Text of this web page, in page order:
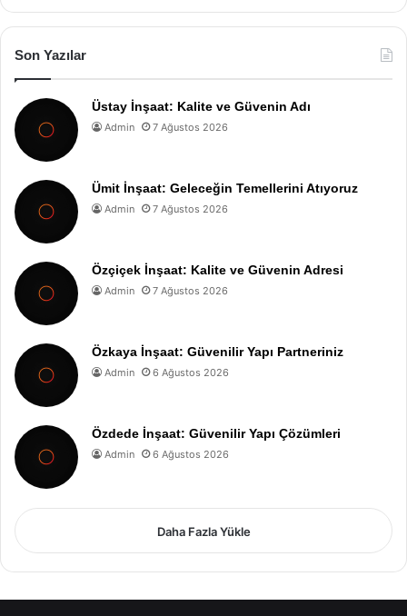
Son Yazılar
Üstay İnşaat: Kalite ve Güvenin Adı
Admin 7 Ağustos 2026
Ümit İnşaat: Geleceğin Temellerini Atıyoruz
Admin 7 Ağustos 2026
Özçiçek İnşaat: Kalite ve Güvenin Adresi
Admin 7 Ağustos 2026
Özkaya İnşaat: Güvenilir Yapı Partneriniz
Admin 6 Ağustos 2026
Özdede İnşaat: Güvenilir Yapı Çözümleri
Admin 6 Ağustos 2026
Daha Fazla Yükle